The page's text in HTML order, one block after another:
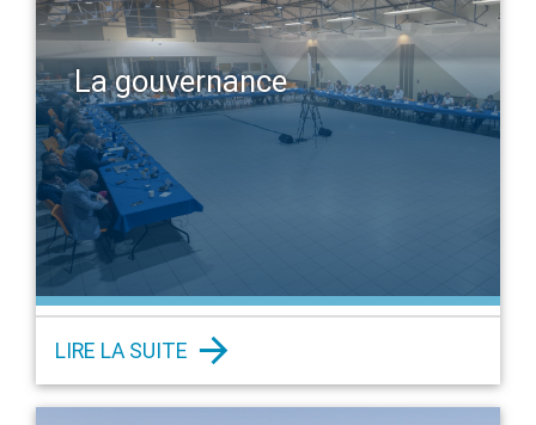
La gouvernance
LIRE LA SUITE